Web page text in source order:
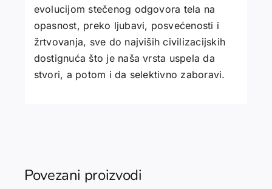
evolucijom stečenog odgovora tela na
opasnost, preko ljubavi, posvećenosti i
žrtvovanja, sve do najviših civilizacijskih
dostignuća što je naša vrsta uspela da
stvori, a potom i da selektivno zaboravi.
Povezani proizvodi